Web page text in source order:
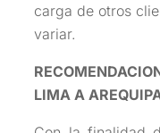
carga de otros
variar.
LIMA A